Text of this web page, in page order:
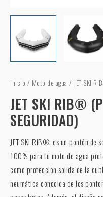
Inicio / Moto de agua / JET SKI
JET SKI RIB®
SEGURIDAD)
JET SKI RIB®: es un pontón de
100% para tu moto de agua
como protección solida de la
neumática conocida de los